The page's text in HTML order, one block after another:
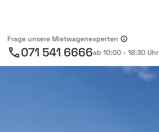
Frage unsere Mietwagenexperten
071 541 6666ab 10:00 - 18:30 Uhr